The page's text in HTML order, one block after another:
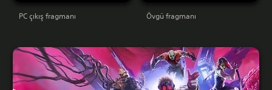
PC çıkış fragmanı Övgü fragmanı